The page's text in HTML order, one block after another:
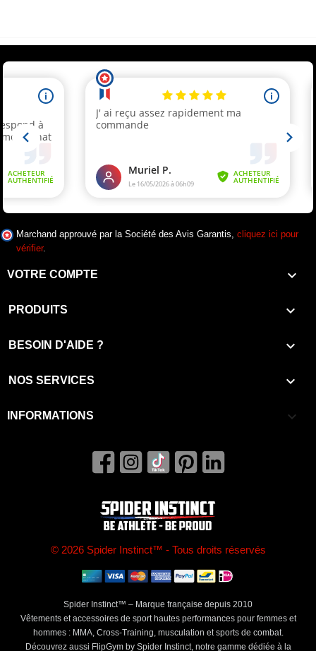
Marchand approuvé par la Société des Avis Garantis, cliquez ici pour
vérifier.
VOTRE COMPTE 
PRODUITS 
BESOIN D'AIDE ? 
NOS SERVICES 
INFORMATIONS keyboard_arrow_down
© 2026 Spider Instinct™ - Tous droits réservés
Spider Instinct™ – Marque française depuis 2010
Vêtements et accessoires de sport hautes performances pour femmes et
hommes : MMA, Cross-Training, musculation et sports de combat.
Découvrez aussi FlipGym by Spider Instinct, notre gamme dédiée à la